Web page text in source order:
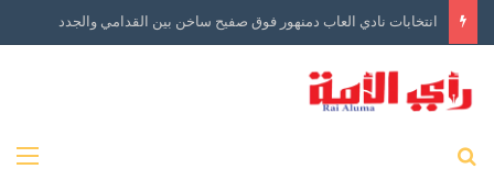
انتخابات نادي العاب دمنهور فوق صفيح ساخن بين القدامي والجدد